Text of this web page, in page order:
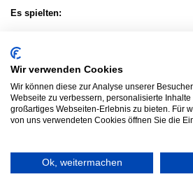
Es spielten:
Im Feld: Jakob Höhn (3), Lukas Horvath (8/
Moritz Rühl (4), Jannik Salmonn (1),
Darius Wolkewitz (5)
Ergebnisdienst
© 2026 HSG LINDEN
Wir verwenden Cookies
Wir können diese zur Analyse unserer
Webseite zu verbessern, personalisierte
großartiges Webseiten-Erlebnis zu bieten. Für
von uns verwendeten Cookies öffnen Sie die
Ok, weitermachen